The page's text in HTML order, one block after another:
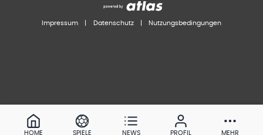
Impressum Datenschutz Nutzungsbedingungen
HOME SPIELE NEWS PROFIL MEHR